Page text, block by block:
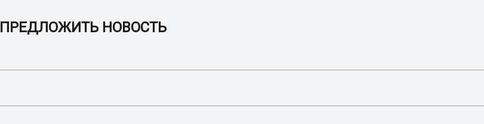
ПРЕДЛОЖИТЬ НОВОСТЬ